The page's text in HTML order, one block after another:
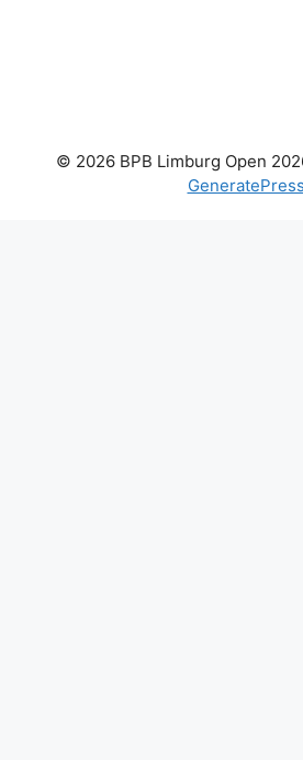
© 2026 BPB Limburg Open
GeneratePress